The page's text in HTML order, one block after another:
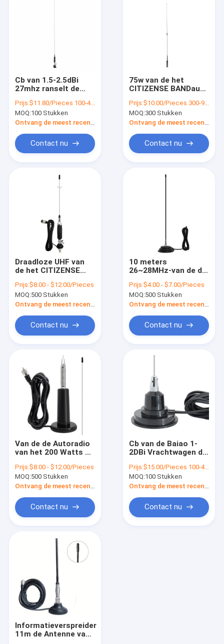
Producten
VR-show
Ongeveer ons
Kwaliteitscontrole
Contacteer ons
VR Show
Digitale HDTV Antenne
De Antenne van autotv
De UHF Mobiele Antenne van VHF
De Radioantenne van de CITIZENS BANDauto
Comboantenne
VHF Marine Antenna
868mhz antenne
Openluchtyagi-Antenne
De Antenne van lange afstandwifi
Cb van 1.5-2.5dBi
27mhz ranselt de
Antenneauto
Antenne met
Roestvrij staal
Prijs:$11.80/Pieces 100-499 Pieces
MOQ:100 Stukken
Ontvang de meest recente Prijs
Contact nu
75w van de het
CITIZENSE BANDauto
de de Radioantenne
Dubbele Band over
lange afstand
Prijs:$10.00/Pieces 300-999 Pieces
MOQ:300 Stukken
Ontvang de meest recente Prijs
Contact nu
Draadloze UHF van
de het CITIZENSE
27MHz de
Radioantenne Omni
Richting
Prijs:$8.00 - $12.00/Pieces
MOQ:500 Stukken
Ontvang de meest recente Prijs
Contact nu
10 meters
26~28MHz-van de de
CITIZENS BANDauto
Lucht Ungrounded In
alle richtingen
Prijs:$4.00 - $7.00/Pieces
MOQ:500 Stukken
Ontvang de meest recente Prijs
Contact nu
Van de de Autoradio
van het 200 Watts de
BAND Antenne
27MHz met
Magnetische Basis
Prijs:$8.00 - $12.00/Pieces
MOQ:500 Stukken
Ontvang de meest recente Prijs
Contact nu
Cb van de Baiao 1-
2DBi Vrachtwagen de
Antenna Magnetic
Base Cb voor
Mededeling
Prijs:$15.00/Pieces 100-499 Pieces
MOQ:100 Stukken
Ontvang de meest recente Prijs
Contact nu
Informatieverspreider
11m de Antenne van